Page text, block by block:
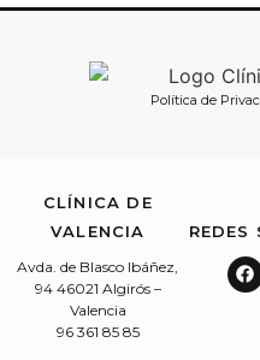
Política de
CLÍNICA DE
VALENCIA
REDES
Avda. de Blasco Ibáñez,
94 46021 Algirós –
Valencia
96 361 85 85